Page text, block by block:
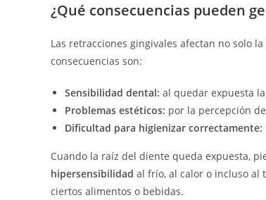
¿Qué consecuencias pueden
Las retracciones gingivales afectan no solo
consecuencias son:
Sensibilidad dental: al quedar expuesta
Problemas estéticos: por la percepción
Dificultad para higienizar correctamente:
Cuando la raíz del diente queda expuesta,
hipersensibilidad al frío, al calor o incluso al
ciertos alimentos o bebidas.